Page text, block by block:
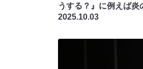
うする？』に例えば炎
2025.10.03